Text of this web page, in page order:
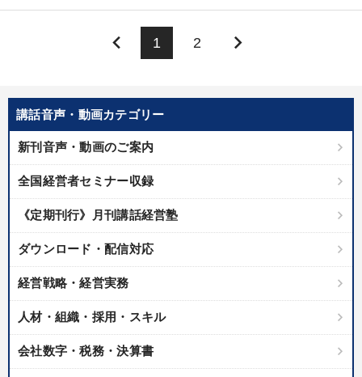
講話音声・動画カテゴリー
新刊音声・動画のご案内
全国経営者セミナー収録
《定期刊行》月刊講話経営塾
ダウンロード・配信対応
経営戦略・経営実務
人材・組織・採用・スキル
会社数字・税務・決算書
keyboard_arrow_left 1 2 keyboard_arrow_right